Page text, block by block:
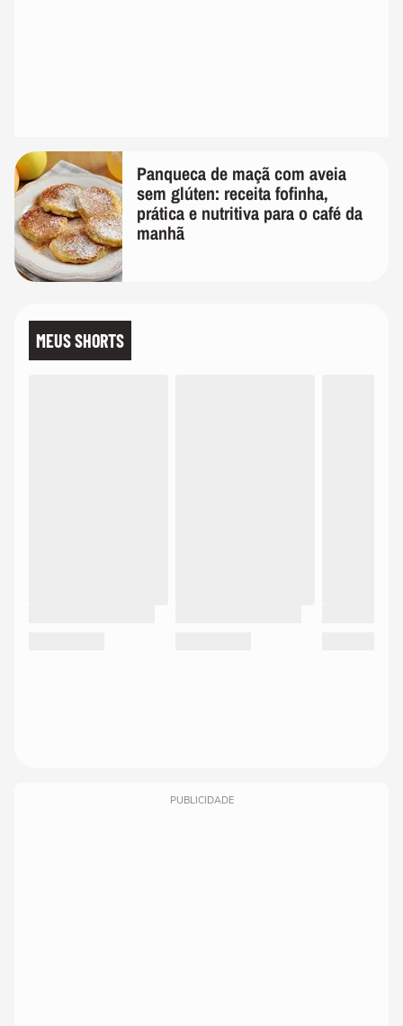
Panqueca de maçã com aveia
sem glúten: receita fofinha,
prática e nutritiva para o café da
manhã
MEUS SHORTS
PUBLICIDADE